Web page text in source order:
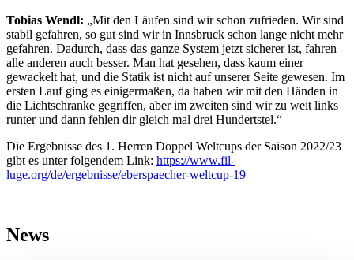
Tobias Wendl: „Mit den Läufen sind wir schon zufrieden. Wir sind
stabil gefahren, so gut sind wir in Innsbruck schon lange nicht mehr
gefahren. Dadurch, dass das ganze System jetzt sicherer ist, fahren
alle anderen auch besser. Man hat gesehen, dass kaum einer
gewackelt hat, und die Statik ist nicht auf unserer Seite gewesen. Im
ersten Lauf ging es einigermaßen, da haben wir mit den Händen in
die Lichtschranke gegriffen, aber im zweiten sind wir zu weit links
runter und dann fehlen dir gleich mal drei Hundertstel.“
Die Ergebnisse des 1. Herren Doppel Weltcups der Saison 2022/23
gibt es unter folgendem Link: https://www.fil-
luge.org/de/ergebnisse/eberspaecher-weltcup-19
News